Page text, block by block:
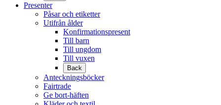
Presenter
Påsar och etiketter
Utifrån ålder
Konfirmationspresent
Till barn
Till ungdom
Till vuxen
Back
Anteckningsböcker
Fairtrade
Ge bort-häften